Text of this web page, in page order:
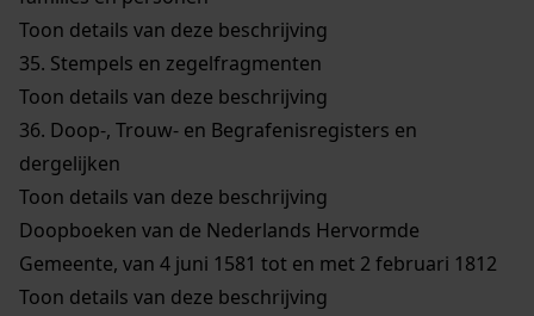
Toon details van deze beschrijving
35. Stempels en zegelfragmenten
Toon details van deze beschrijving
36. Doop-, Trouw- en Begrafenisregisters en
dergelijken
Toon details van deze beschrijving
Doopboeken van de Nederlands Hervormde
Gemeente, van 4 juni 1581 tot en met 2 februari 1812
Toon details van deze beschrijving